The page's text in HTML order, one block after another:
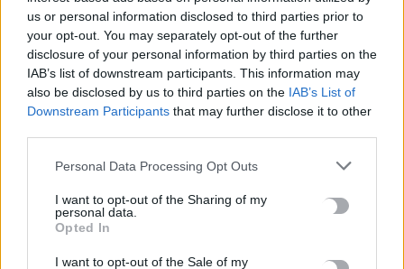
us or personal information disclosed to third parties prior to
your opt-out. You may separately opt-out of the further
disclosure of your personal information by third parties on the
IAB’s list of downstream participants. This information may
also be disclosed by us to third parties on the IAB’s List of
Downstream Participants that may further disclose it to other
Personal Data Processing Opt Outs
I want to opt-out of the Sharing of my
personal data.
Opted In
I want to opt-out of the Sale of my
Η Βρετανική κυβέρνηση δεν θα προχωρήσει σε διεξαγωγή
έρευνας για τον Επστάιν
Βιβλιοθήκη Δημοτικού Κήπου
5 Αυγούστου, 2026
5 Αυγούστου, 2026